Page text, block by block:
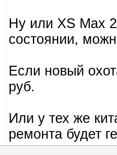
Ну или XS Max
состоянии,
Если новый
руб.
Или у тех же
ремонта будет